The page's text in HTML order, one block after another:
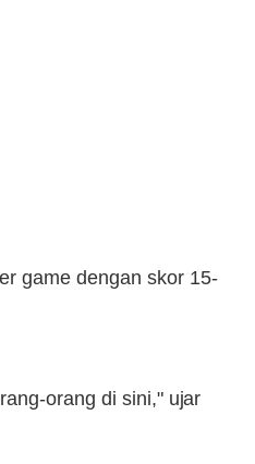
game dengan skor 15-
orang di sini," ujar